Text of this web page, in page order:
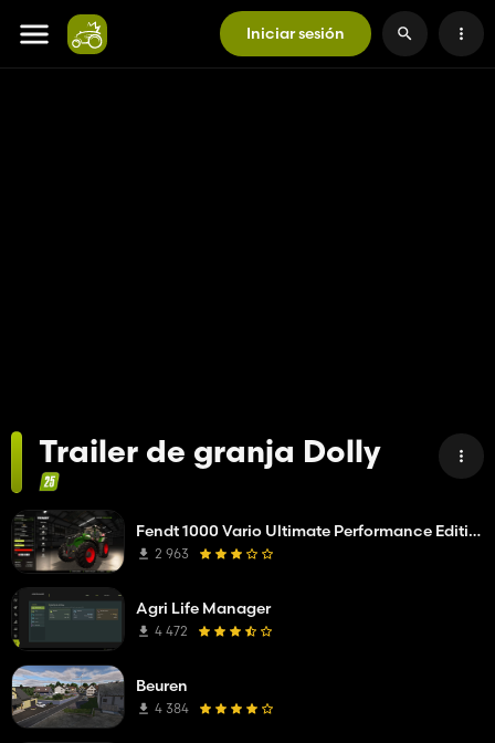
Iniciar sesión
Trailer de granja Dolly
Fendt 1000 Vario Ultimate Performance Edition
2 963
Agri Life Manager
4 472
Beuren
4 384